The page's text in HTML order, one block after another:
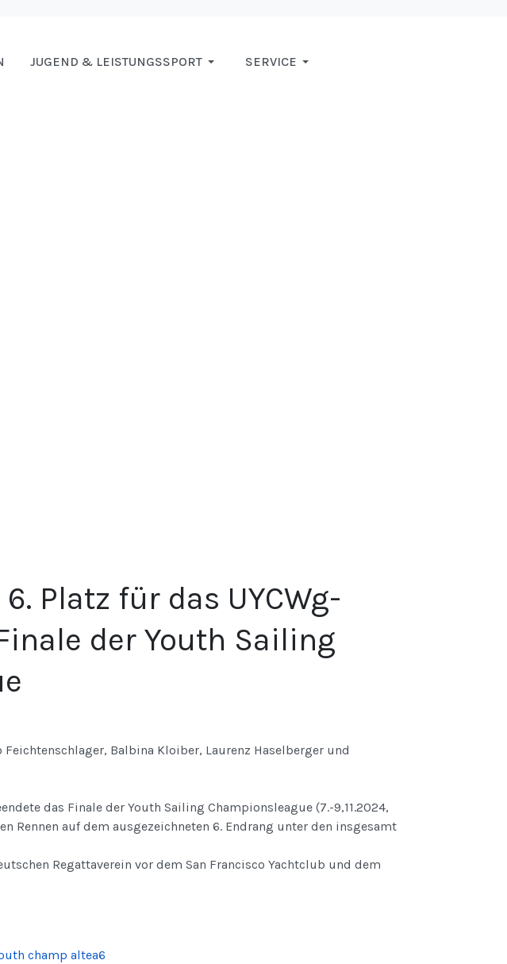
JUGEND & LEISTUNGSSPORT SERVICE
Platz für das UYCWg-
der Youth Sailing
Balbina Kloiber, Laurenz Haselberger und
das Finale der Youth Sailing Championsleague (7.-9,11.2024,
Rennen auf dem ausgezeichneten 6. Endrang unter den insgesamt
Regattaverein vor dem San Francisco Yachtclub und dem